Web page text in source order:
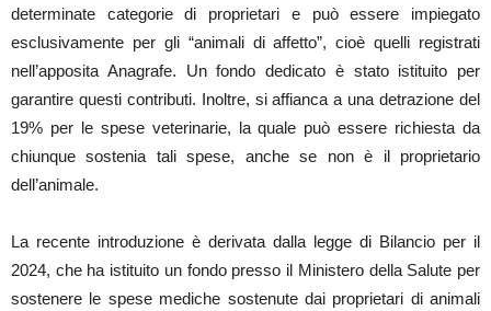
determinate categorie di proprietari e può essere impiegato
esclusivamente per gli “animali di affetto”, cioè quelli registrati
nell’apposita Anagrafe. Un fondo dedicato è stato istituito per
garantire questi contributi. Inoltre, si affianca a una detrazione del
19% per le spese veterinarie, la quale può essere richiesta da
chiunque sostenia tali spese, anche se non è il proprietario
dell’animale.
La recente introduzione è derivata dalla legge di Bilancio per il
2024, che ha istituito un fondo presso il Ministero della Salute per
sostenere le spese mediche sostenute dai proprietari di animali